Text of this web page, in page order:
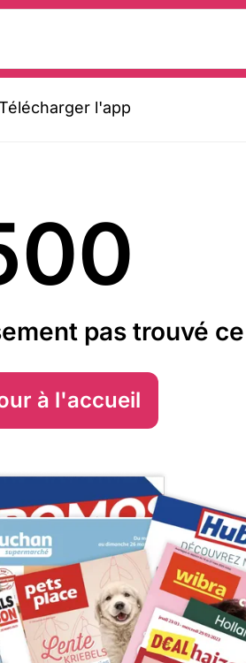
l'app
500
pas trouvé
à l'accueil